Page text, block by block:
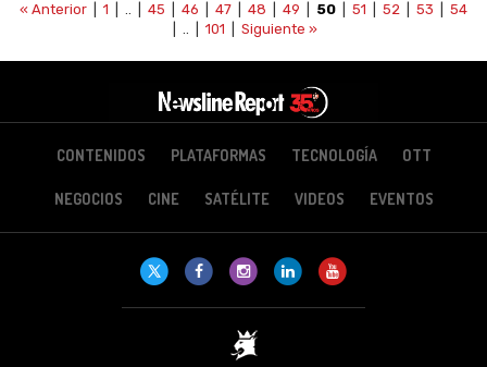
« Anterior 1 | .. | 45 46 47 48 49 50 51 52 53
54
| .. | 101 Siguiente »
CONTENIDOS PLATAFORMAS TECNOLOGÍA OTT
NEGOCIOS CINE SATÉLITE VIDEOS EVENTOS